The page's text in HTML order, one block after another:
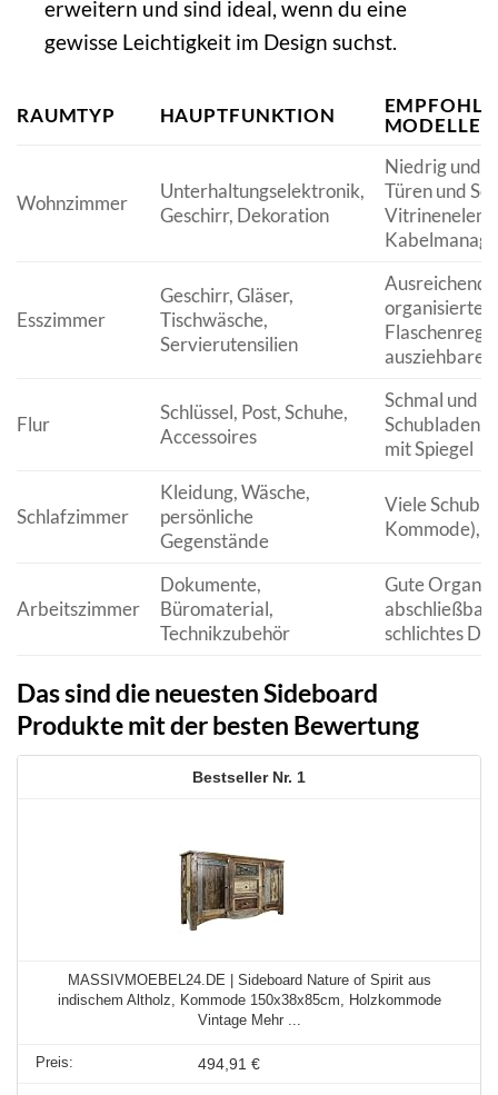
erweitern und sind ideal, wenn du eine
gewisse Leichtigkeit im Design suchst.
RAUMTYP HAUPTFUNKTION
Wohnzimmer
Unterhaltungselektronik,
Geschirr, Dekoration
Niedrig und
Türen und
Esszimmer
Geschirr, Gläser,
Tischwäsche,
Servierutensilien
organisierte
ausziehbare
Flur
Schlüssel, Post, Schuhe,
Accessoires
Schmal und
Schubladen
mit Spiegel
Schlafzimmer
Kleidung, Wäsche,
persönliche
Gegenstände
Viele
Kommode),
Arbeitszimmer
Dokumente,
Büromaterial,
Technikzubehör
Gute
schlichtes
Das sind die neuesten Sideboard
Produkte mit der besten Bewertung
1
MASSIVMOEBEL24.DE | Sideboard Nature of Spirit aus
indischem Altholz, Kommode 150x38x85cm, Holzkommode
Vintage Mehr ...
494,91 €